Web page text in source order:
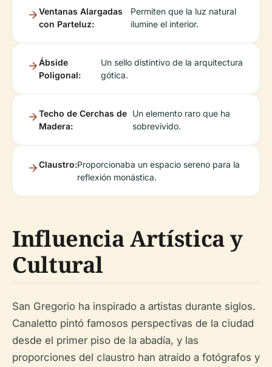
Ventanas Alargadas
con Parteluz:
Permiten que la luz natural
ilumine el interior.
Ábside
Poligonal:
Un sello distintivo de la arquitectura
gótica.
Techo de Cerchas de
Madera:
Un elemento raro que ha
sobrevivido.
Claustro:Proporcionaba un espacio sereno para la
reflexión monástica.
Influencia Artística y
Cultural
San Gregorio ha inspirado a artistas durante siglos.
Canaletto pintó famosos perspectivas de la ciudad
desde el primer piso de la abadía, y las
proporciones del claustro han atraído a fotógrafos y